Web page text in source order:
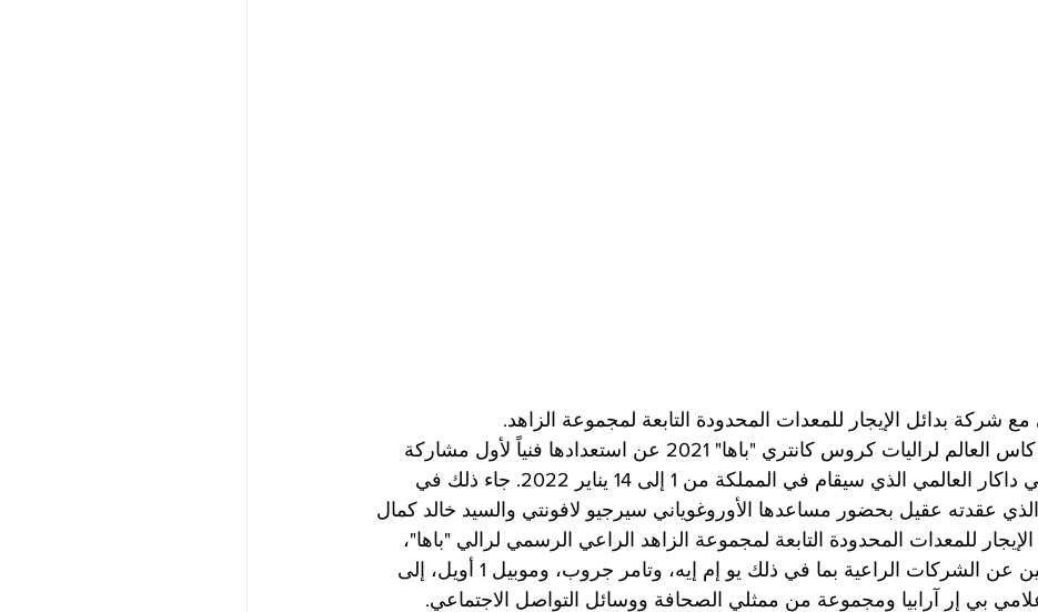
بدائل الإيجار للمعدات المحدودة التابعة لمجموعة الزاهد.
جدة: أعلنت بطلة كاس العالم لراليات كروس كانتري "باها" 2021 عن استعدادها فنياً لأول مشاركة
رسمية لها في رالي داكار العالمي الذي سيقام في المملكة من 1 إلى 14 يناير 2022. جاء ذلك في
عقدته عقيل بحضور مساعدها الأوروغوياني سيرجيو لافونتي والسيد خالد كمال
للمعدات المحدودة التابعة لمجموعة الزاهد الراعي الرسمي لرالي "باها"،
بالإضافة إلى ممثلين عن الشركات الراعية بما في ذلك يو إم إيه، وتامر جروب، وموبيل 1 أويل، إلى
بي إر آرابيا ومجموعة من ممثلي الصحافة ووسائل التواصل الاجتماعي.